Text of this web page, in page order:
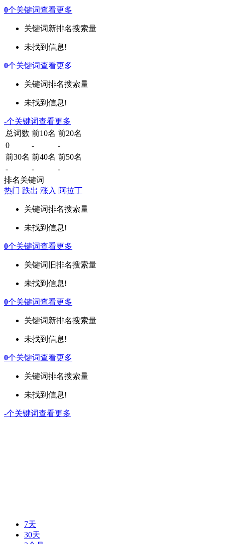
0个关键词查看更多
关键词新排名搜索量
未找到信息!
0个关键词查看更多
关键词排名搜索量
未找到信息!
-个关键词查看更多
总词数 前10名 前20名
0
-
-
前30名 前40名 前50名
-
-
-
排名关键词
热门 跌出 涨入 阿拉丁
关键词排名搜索量
未找到信息!
0个关键词查看更多
关键词 旧排名搜索量
未找到信息!
0个关键词查看更多
关键词新排名搜索量
未找到信息!
0个关键词查看更多
关键词排名搜索量
未找到信息!
-个关键词查看更多
7天
30天